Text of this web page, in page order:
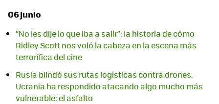
06 junio
“No les dije lo que iba a salir”: la historia de cómo
Ridley Scott nos voló la cabeza en la escena más
terrorífica del cine
Rusia blindó sus rutas logísticas contra drones.
Ucrania ha respondido atacando algo mucho más
vulnerable: el asfalto